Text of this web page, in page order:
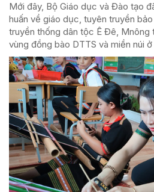
Mới đây, Bộ Giáo dục và Đào tạo
huấn về giáo dục, tuyên truyền
truyền thống dân tộc Ê Đê,
vùng đồng bào DTTS và miền núi ở